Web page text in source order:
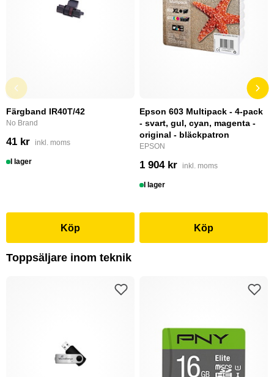
Färgband IR40T/42
No Brand
41 kr inkl. moms
I lager
Köp
Epson 603 Multipack - 4-pack
- svart, gul, cyan, magenta -
original - bläckpatron
EPSON
1 904 kr inkl. moms
I lager
Köp
Toppsäljare inom teknik